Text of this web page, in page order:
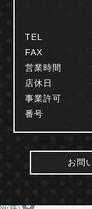
TEL
FAX
営業時間
店休日
事業許可
番号
お問